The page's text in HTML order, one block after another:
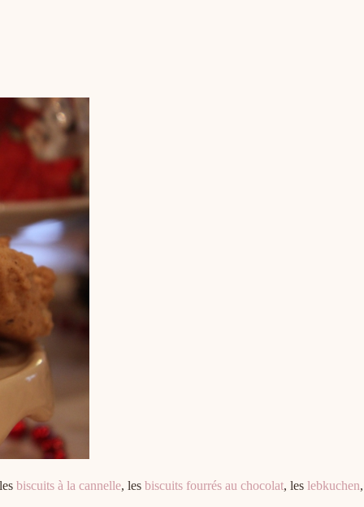
biscuits à la cannelle, les biscuits fourrés au chocolat, les lebkuchen,